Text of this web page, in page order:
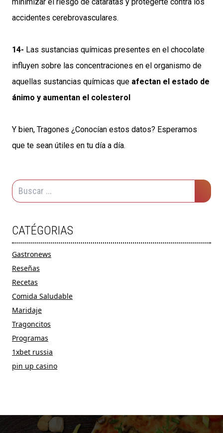
minimizar el riesgo de cataratas y protegerte contra los
accidentes cerebrovasculares.
14- Las sustancias químicas presentes en el chocolate
influyen sobre las concentraciones en el organismo de
aquellas sustancias químicas que afectan el estado de
ánimo y aumentan el colesterol
Y bien, Tragones ¿Conocían estos datos? Esperamos
que te sean útiles en tu día a día.
CATÉGORIAS
Gastronews
Reseñas
Recetas
Comida Saludable
Maridaje
Tragoncitos
Programas
1xbet russia
pin up casino